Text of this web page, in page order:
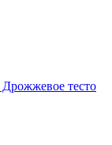
тесто